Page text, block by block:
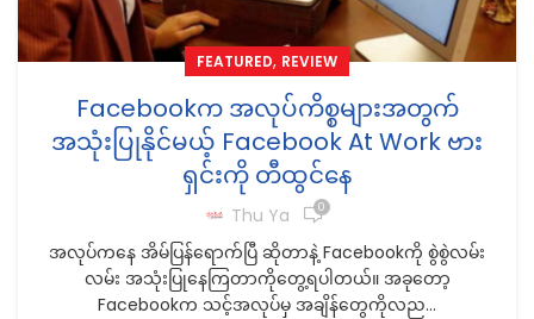
FEATURED, REVIEW
Facebookက အလုပ်ကိစ္စများအတွက်
အသုံးပြုနိုင်မယ့် Facebook At Work ဗား
ရှင်းကို တီထွင်နေ
Thu Ya 0
အလုပ်ကနေ အိမ်ပြန်ရောက်ပြီ ဆိုတာနဲ့ Facebookကို စွဲစွဲလမ်း
လမ်း အသုံးပြုနေကြတာကိုတွေ့ရပါတယ်။ အခုတော့
Facebookက သင့်အလုပ်မှ အချိန်တွေကိုလည...